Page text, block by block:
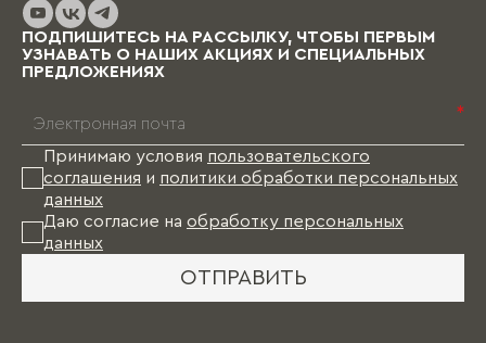
ПОДПИШИТЕСЬ НА РАССЫЛКУ, ЧТОБЫ ПЕРВЫМ
УЗНАВАТЬ О НАШИХ АКЦИЯХ И СПЕЦИАЛЬНЫХ
ПРЕДЛОЖЕНИЯХ
*
Принимаю условия пользовательского
соглашения и политики обработки персональных
данных
Даю согласие на обработку персональных
данных
ОТПРАВИТЬ